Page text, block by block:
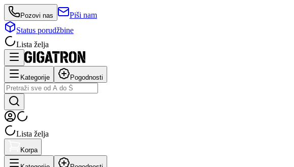
Pozovi nas
Piši nam
Status porudžbine
Lista želja
Kategorije Pogodnosti
Lista želja
Korpa